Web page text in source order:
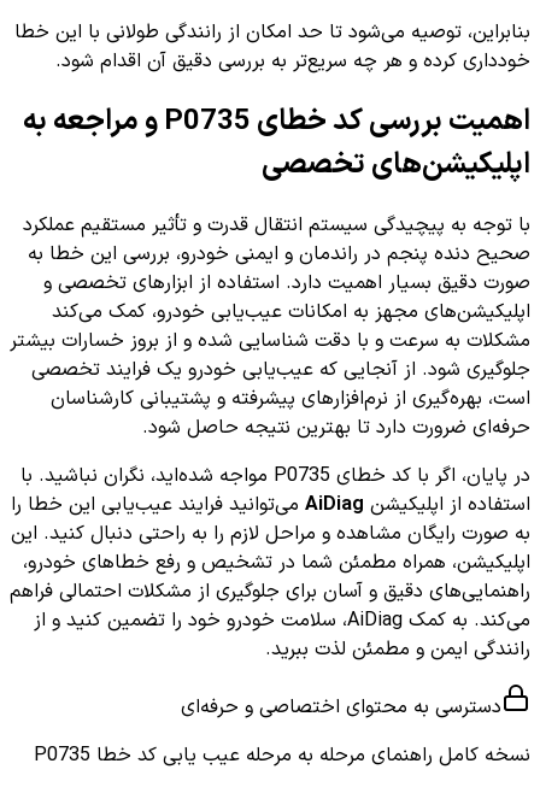
بنابراین، توصیه می‌شود تا حد امکان از رانندگی طولانی با این خطا
خودداری کرده و هر چه سریع‌تر به بررسی دقیق آن اقدام شود.
اهمیت بررسی کد خطای P0735 و مراجعه به
اپلیکیشن‌های تخصصی
با توجه به پیچیدگی سیستم انتقال قدرت و تأثیر مستقیم عملکرد
صحیح دنده پنجم در راندمان و ایمنی خودرو، بررسی این خطا به
صورت دقیق بسیار اهمیت دارد. استفاده از ابزارهای تخصصی و
اپلیکیشن‌های مجهز به امکانات عیب‌یابی خودرو، کمک می‌کند
مشکلات به سرعت و با دقت شناسایی شده و از بروز خسارات بیشتر
جلوگیری شود. از آنجایی که عیب‌یابی خودرو یک فرایند تخصصی
است، بهره‌گیری از نرم‌افزارهای پیشرفته و پشتیبانی کارشناسان
حرفه‌ای ضرورت دارد تا بهترین نتیجه حاصل شود.
در پایان، اگر با کد خطای P0735 مواجه شده‌اید، نگران نباشید. با
استفاده از اپلیکیشن AiDiag می‌توانید فرایند عیب‌یابی این خطا را
به صورت رایگان مشاهده و مراحل لازم را به راحتی دنبال کنید. این
اپلیکیشن، همراه مطمئن شما در تشخیص و رفع خطاهای خودرو،
راهنمایی‌های دقیق و آسان برای جلوگیری از مشکلات احتمالی فراهم
می‌کند. به کمک AiDiag، سلامت خودرو خود را تضمین کنید و از
رانندگی ایمن و مطمئن لذت ببرید.
دسترسی به محتوای اختصاصی و حرفه‌ای
نسخه کامل راهنمای مرحله به مرحله عیب یابی کد خطا P0735